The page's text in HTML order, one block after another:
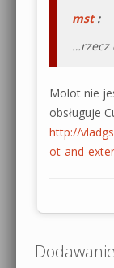
mst:
…rzecz
Molot nie
obsługuje
http://
ot-and-